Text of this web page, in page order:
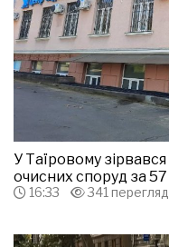
У Таїровому
очисних споруд за
16:33 341